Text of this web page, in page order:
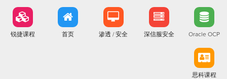
锐捷课程 首页 渗透 / 安全 深信服安全 Oracle OCP
思科课程